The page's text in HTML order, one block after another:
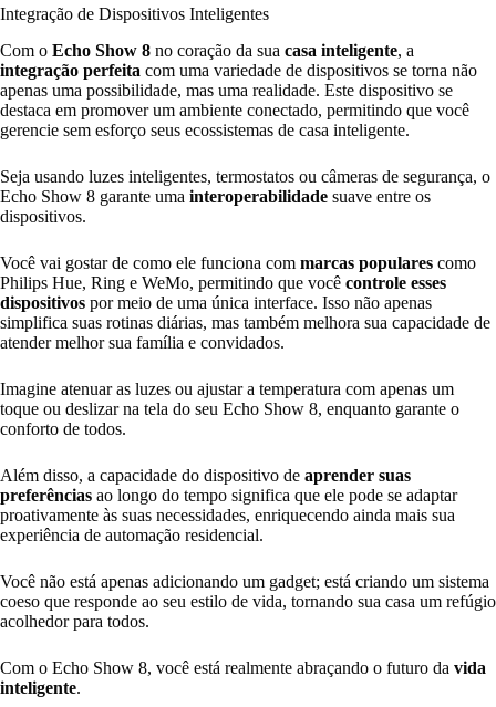
Integração de Dispositivos Inteligentes
Com o Echo Show 8 no coração da sua casa inteligente, a
integração perfeita com uma variedade de dispositivos se torna não
apenas uma possibilidade, mas uma realidade. Este dispositivo se
destaca em promover um ambiente conectado, permitindo que você
gerencie sem esforço seus ecossistemas de casa inteligente.
Seja usando luzes inteligentes, termostatos ou câmeras de segurança, o
Echo Show 8 garante uma interoperabilidade suave entre os
dispositivos.
Você vai gostar de como ele funciona com marcas populares como
Philips Hue, Ring e WeMo, permitindo que você controle esses
dispositivos por meio de uma única interface. Isso não apenas
simplifica suas rotinas diárias, mas também melhora sua capacidade de
atender melhor sua família e convidados.
Imagine atenuar as luzes ou ajustar a temperatura com apenas um
toque ou deslizar na tela do seu Echo Show 8, enquanto garante o
conforto de todos.
Além disso, a capacidade do dispositivo de aprender suas
preferências ao longo do tempo significa que ele pode se adaptar
proativamente às suas necessidades, enriquecendo ainda mais sua
experiência de automação residencial.
Você não está apenas adicionando um gadget; está criando um sistema
coeso que responde ao seu estilo de vida, tornando sua casa um refúgio
acolhedor para todos.
Com o Echo Show 8, você está realmente abraçando o futuro da vida
inteligente.